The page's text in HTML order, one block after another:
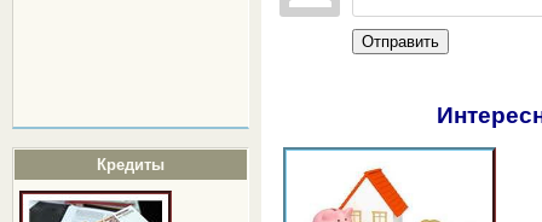
Кредиты
Отправить